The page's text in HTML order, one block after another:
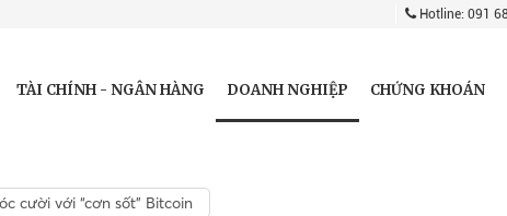
Hotline: 091
TÀI CHÍNH - NGÂN HÀNG DOANH NGHIỆP CHỨNG KHOÁN
cười với “cơn sốt” Bitcoin